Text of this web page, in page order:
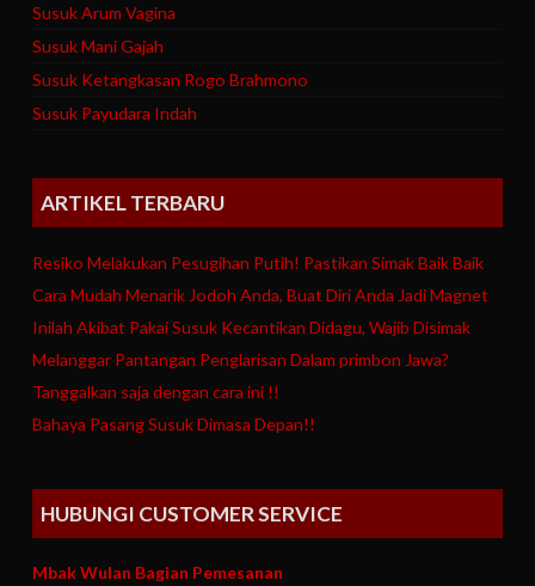
Susuk Arum Vagina
Susuk Mani Gajah
Susuk Ketangkasan Rogo Brahmono
Susuk Payudara Indah
ARTIKEL TERBARU
Resiko Melakukan Pesugihan Putih! Pastikan Simak Baik Baik
Cara Mudah Menarik Jodoh Anda, Buat Diri Anda Jadi Magnet
Inilah Akibat Pakai Susuk Kecantikan Didagu, Wajib Disimak
Melanggar Pantangan Penglarisan Dalam primbon Jawa?
Tanggalkan saja dengan cara ini !!
Bahaya Pasang Susuk Dimasa Depan!!
HUBUNGI CUSTOMER SERVICE
Mbak Wulan Bagian Pemesanan